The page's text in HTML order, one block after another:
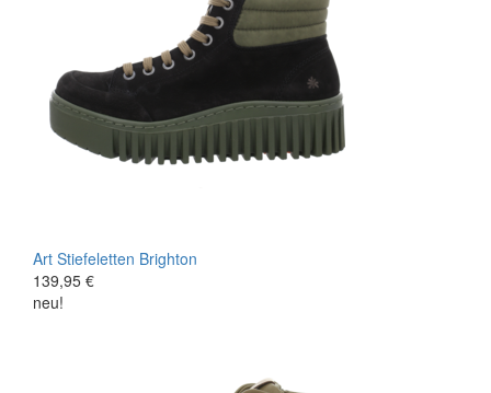
Art Stiefeletten Brighton
139,95 €
neu!